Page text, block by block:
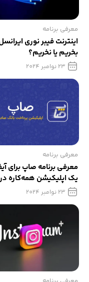
معرفی برنامه
اینترنت فیبر نوری
بخریم یا نخریم؟
23 نوامبر 2024
معرفی برنامه
معرفی برنامه صاپ برای
یک اپلیکیشن همه‌کاره
شما 23 نوامبر 2024